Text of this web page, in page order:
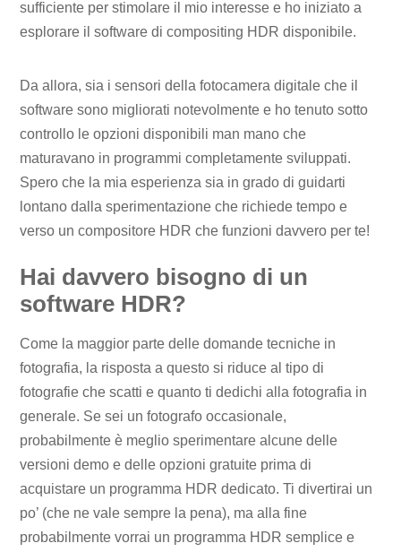
sufficiente per stimolare il mio interesse e ho iniziato a
esplorare il software di compositing HDR disponibile.
Da allora, sia i sensori della fotocamera digitale che il
software sono migliorati notevolmente e ho tenuto sotto
controllo le opzioni disponibili man mano che
maturavano in programmi completamente sviluppati.
Spero che la mia esperienza sia in grado di guidarti
lontano dalla sperimentazione che richiede tempo e
verso un compositore HDR che funzioni davvero per te!
Hai davvero bisogno di un
software HDR?
Come la maggior parte delle domande tecniche in
fotografia, la risposta a questo si riduce al tipo di
fotografie che scatti e quanto ti dedichi alla fotografia in
generale. Se sei un fotografo occasionale,
probabilmente è meglio sperimentare alcune delle
versioni demo e delle opzioni gratuite prima di
acquistare un programma HDR dedicato. Ti divertirai un
po’ (che ne vale sempre la pena), ma alla fine
probabilmente vorrai un programma HDR semplice e